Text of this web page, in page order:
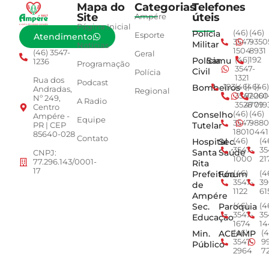
Atendimento
(46) 3547-
1236
Rua dos
Andradas,
Nº 249,
Centro
Ampére -
PR | CEP
85640-028
CNPJ:
77.296.143/0001-
17
Mapa do
Site
Página Inicial
Notícias
Programação
Podcast
A Radio
Equipe
Contato
Categorias
Ampére
Esporte
Geral
Polícia
Regional
Telefones
úteis
Polícia
Militar
(46)
3547-
1504
(46)
8931
Polícia
Civil
Samu (46)
3547-
1321
192
Bombeiros
193(46)
3547-
3528
(46)
4779
(46)
Conselho
Tutelar
(46)
3547-
1801
(46)
0441
Hospital
Santa
Rita
Sec.
Saúde
(46)
3547-
1000
Prefeitura
de
Ampére
Fórum
(46)
3547-
1122
Sec.
Educação
Paroquia
(46)
3547-
1674
Min.
Público
ACEAMP
(46)
3547-
2964